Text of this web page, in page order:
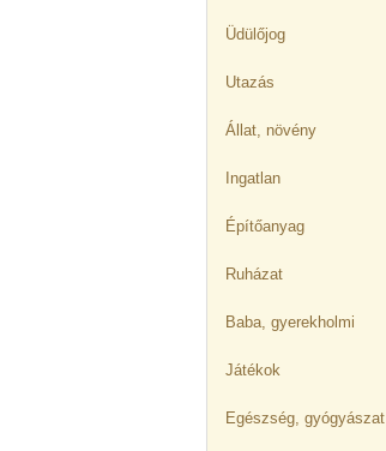
Üdülőjog
Utazás
Állat, növény
Ingatlan
Építőanyag
Ruházat
Baba, gyerekholmi
Játékok
Egészség, gyógyászat